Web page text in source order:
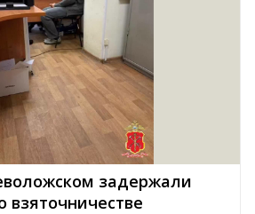
задержали
взяточничестве